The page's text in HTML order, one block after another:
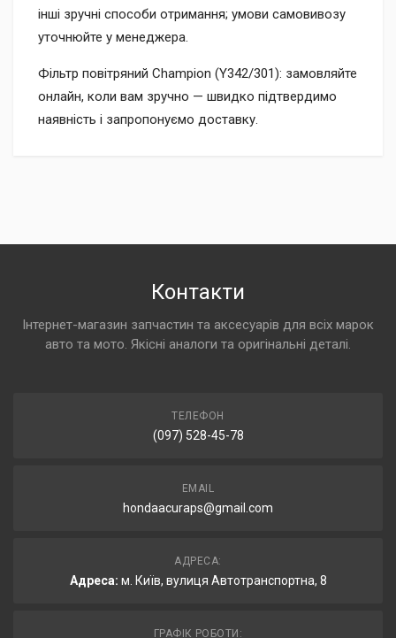
інші зручні способи отримання; умови самовивозу
уточнюйте у менеджера.
Фільтр повітряний Champion (Y342/301): замовляйте
онлайн, коли вам зручно — швидко підтвердимо
наявність і запропонуємо доставку.
Контакти
Інтернет-магазин запчастин та аксесуарів для всіх марок
авто та мото. Якісні аналоги та оригінальні деталі.
ТЕЛЕФОН
(097) 528-45-78
EMAIL
hondaacuraps@gmail.com
АДРЕСА:
Адреса: м. Київ, вулиця Автотранспортна, 8
ГРАФІК РОБОТИ: